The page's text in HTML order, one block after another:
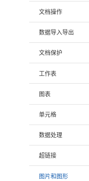
文档操作
数据导入导出
文档保护
工作表
图表
单元格
数据处理
超链接
图片和图形